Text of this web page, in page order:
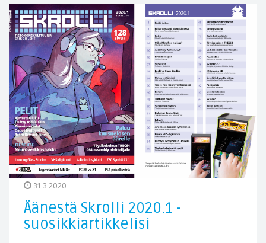
31.3.2020
Äänestä Skrolli 2020.1 -
suosikkiartikkelisi